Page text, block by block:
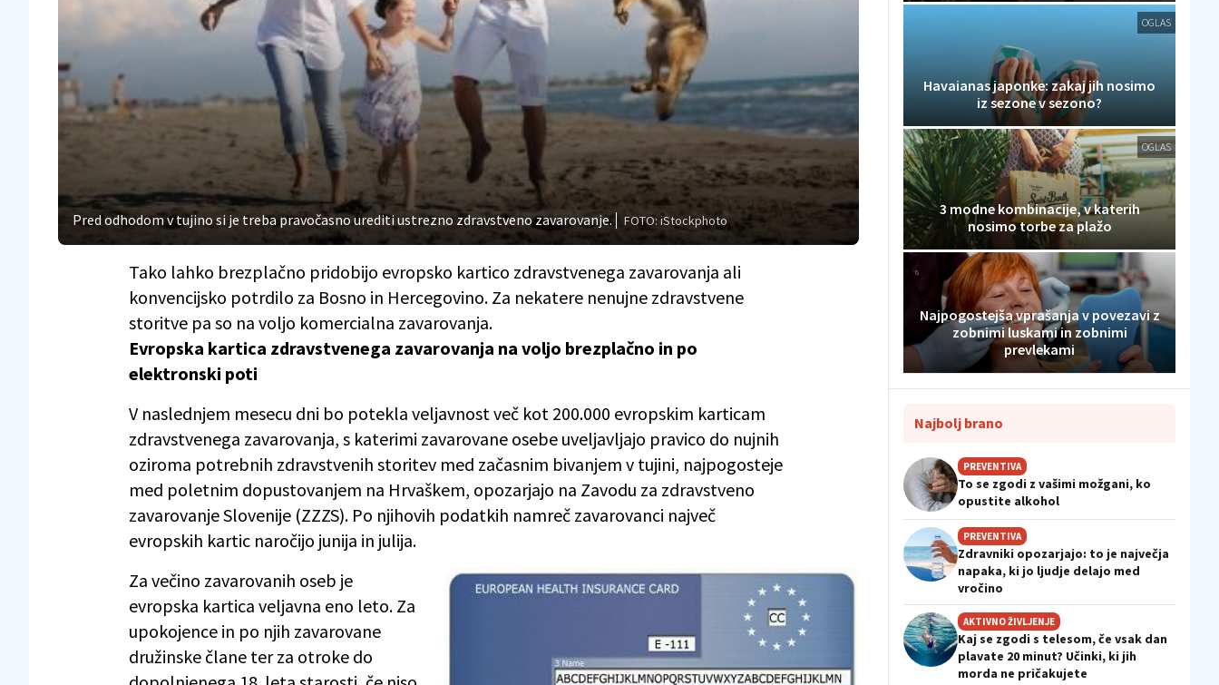
Pred odhodom v tujino si je treba pravočasno urediti ustrezno zdravstveno zavarovanje. FOTO: iStockphoto
Tako lahko brezplačno pridobijo evropsko kartico zdravstvenega zavarovanja ali
konvencijsko potrdilo za Bosno in Hercegovino. Za nekatere nenujne zdravstvene
storitve pa so na voljo komercialna zavarovanja.
Evropska kartica zdravstvenega zavarovanja na voljo brezplačno in po
elektronski poti
V naslednjem mesecu dni bo potekla veljavnost več kot 200.000 evropskim karticam
zdravstvenega zavarovanja, s katerimi zavarovane osebe uveljavljajo pravico do nujnih
oziroma potrebnih zdravstvenih storitev med začasnim bivanjem v tujini, najpogosteje
med poletnim dopustovanjem na Hrvaškem, opozarjajo na Zavodu za zdravstveno
zavarovanje Slovenije (ZZZS). Po njihovih podatkih namreč zavarovanci največ
evropskih kartic naročijo junija in julija.
Za večino zavarovanih oseb je
evropska kartica veljavna eno leto. Za
upokojence in po njih zavarovane
družinske člane ter za otroke do
OGLAS
Havaianas japonke: zakaj jih nosimo
iz sezone v sezono?
OGLAS
3 modne kombinacije, v katerih
nosimo torbe za plažo
Najpogostejša vprašanja v povezavi z
zobnimi luskami in zobnimi
prevlekami
Najbolj brano
PREVENTIVA
To se zgodi z vašimi možgani, ko
opustite alkohol
PREVENTIVA
Zdravniki opozarjajo: to je največja
napaka, ki jo ljudje delajo med
vročino
AKTIVNO ŽIVLJENJE
Kaj se zgodi s telesom, če vsak dan
plavate 20 minut? Učinki, ki jih
morda ne pričakujete